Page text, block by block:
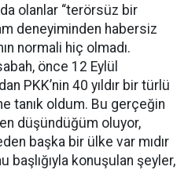
olanlar “terörsüz bir
deneyiminden habersiz
normali hiç olmadı.
önce 12 Eylül
PKK’nin 40 yıldır bir türlü
tanık oldum. Bu gerçeğin
düşündüğüm oluyor,
başka bir ülke var mıdır
başlığıyla konuşulan şeyler,